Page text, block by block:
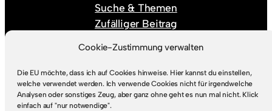
Cookie-Zustimmung verwalten
Die EU möchte, dass ich auf Cookies hinweise. Hier kannst du einstellen,
welche verwendet werden. Ich verwende Cookies nicht für irgendwelche
Analysen oder sonstiges Zeug, aber ganz ohne geht es nun mal nicht. Klick
einfach auf "nur notwendige".
Suche & Themen
Zufälliger Beitrag
Über mich